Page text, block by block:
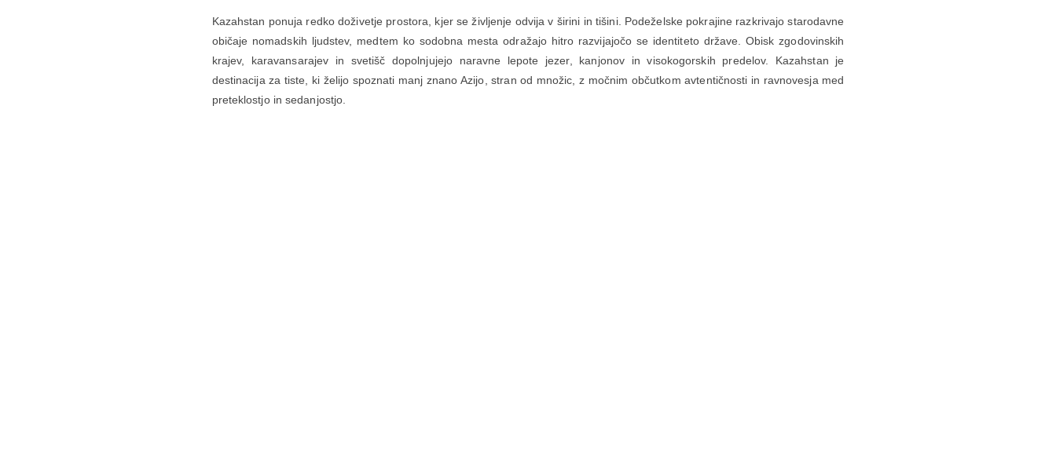
Kazahstan ponuja redko doživetje prostora, kjer se življenje odvija v širini in tišini. Podeželske pokrajine razkrivajo starodavne
običaje nomadskih ljudstev, medtem ko sodobna mesta odražajo hitro razvijajočo se identiteto države. Obisk zgodovinskih
krajev, karavansarajev in svetišč dopolnjujejo naravne lepote jezer, kanjonov in visokogorskih predelov. Kazahstan je
destinacija za tiste, ki želijo spoznati manj znano Azijo, stran od množic, z močnim občutkom avtentičnosti in ravnovesja med
preteklostjo in sedanjostjo.